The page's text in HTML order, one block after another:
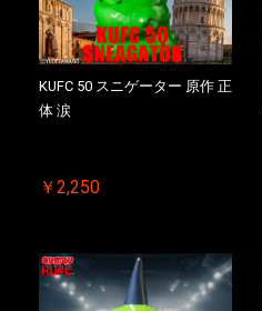
お買い物を続ける
KUFC 50 スニゲーター 原作 正
体 涙
￥2,250